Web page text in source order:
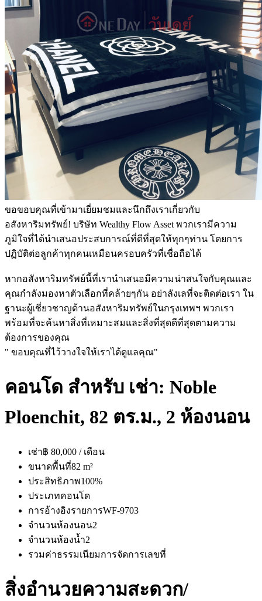
ขอขอบคุณที่เข้ามาเยี่ยมชมและนึกถึงเราเกี่ยวกับ
อสังหาริมทรัพย์! บริษัท Wealthy Flow Asset พวกเรามีความ
ภูมิใจที่ได้นำเสนอประสบการณ์ที่ดีที่สุดให้ทุกๆท่าน โดยการ
ปฏิบัติต่อลูกค้าทุกคนเหมือนครอบครัวที่เชื่อถือได้
หากอสังหาริมทรัพย์นี้ที่เรานำเสนอมีความน่าสนใจกับคุณและ
คุณกำลังมองหาตัวเลือกที่คล้ายๆกัน อย่าลังเลที่จะติดต่อเรา ใน
ฐานะผู้เชี่ยวชาญด้านอสังหาริมทรัพย์ในกรุงเทพฯ พวกเรา
พร้อมที่จะค้นหาสิ่งที่เหมาะสมและสิ่งที่สุดดีที่สุดตามความ
ต้องการของคุณ
" ขอบคุณที่ไว้วางใจให้เราได้ดูแลคุณ"
คอนโด สำหรับ เช่า: Noble
Ploenchit, 82 ตร.ม., 2 ห้องนอน
เช่า฿ 80,000 / เดือน
ขนาดพื้นที่82 m²
ประสิทธิภาพ100%
ประเภทคอนโด
การอ้างอิงรายการWF-9703
จำนวนห้องนอน2
จำนวนห้องน้ำ2
รวมค่าธรรมเนียมการจัดการเลขที่
สิ่งอำนวยความสะดวก/